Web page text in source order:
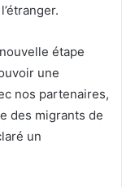
étape
une
nos partenaires,
des migrants de
un